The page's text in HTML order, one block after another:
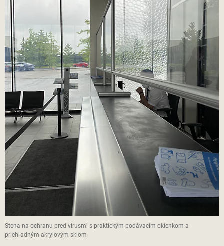
Stena na ochranu pred vírusmi s praktickým podávacím okienkom a
priehľadným akrylovým sklom